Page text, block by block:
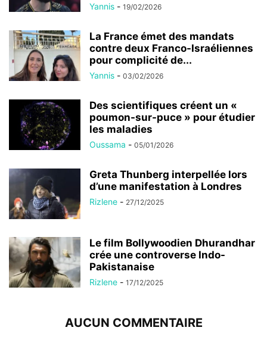
Yannis - 19/02/2026
La France émet des mandats
contre deux Franco-Israéliennes
pour complicité de...
Yannis - 03/02/2026
Des scientifiques créent un «
poumon-sur-puce » pour étudier
les maladies
Oussama - 05/01/2026
Greta Thunberg interpellée lors
d’une manifestation à Londres
Rizlene - 27/12/2025
Le film Bollywoodien Dhurandhar
crée une controverse Indo-
Pakistanaise
Rizlene - 17/12/2025
AUCUN COMMENTAIRE